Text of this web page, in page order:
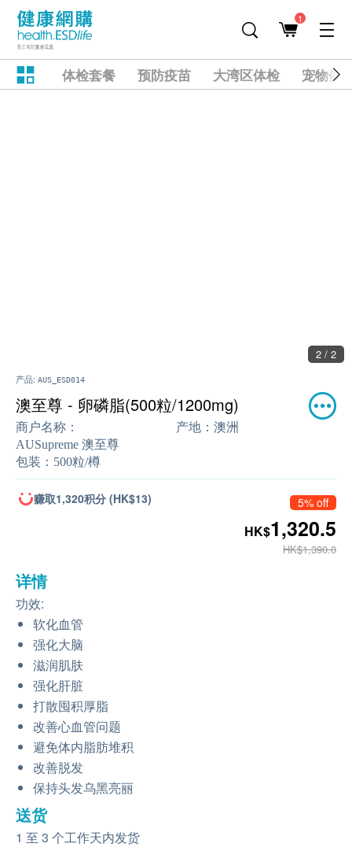
1
体检套餐 预防疫苗 大湾区体检 宠物健
2 / 2
产品: AUS_ESD014
澳至尊 - 卵磷脂(500粒/1200mg)
商户名称：
AUSupreme 澳至尊
产地： 澳洲
包装： 500粒/樽
赚取1,320积分 (HK$13) 5% off
HK$1,320.5
HK$1,390.0
详情
功效:
软化血管
强化大脑
滋润肌肤
强化肝脏
打散囤积厚脂
改善心血管问题
避免体内脂肪堆积
改善脱发
保持头发乌黑亮丽
送货
1 至 3 个工作天内发货